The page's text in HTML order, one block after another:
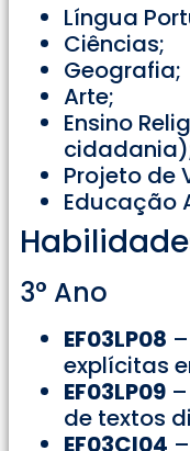
Língua
Ciências;
Geografia;
Arte;
Ensino
Projeto de
Educação
3° Ano
EF03LP08
explícitas
EF03LP09
de textos
EF03CI04